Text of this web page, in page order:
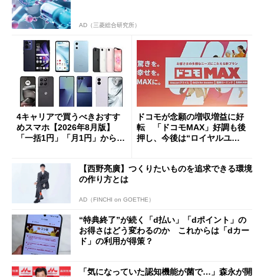
AD（三菱総合研究所）
4キャリアで買うべきおすす
めスマホ【2026年8月版】
「一括1円」「月1円」からお
ドコモが念願の増収増益に好
転 「ドコモMAX」好調も後
押し、今後は“ロイヤルユー
【西野亮廣】つくりたいものを追求できる環境
の作り方とは
AD（FINCHI on GOETHE）
“特典終了”が続く「d払い」「dポイント」の
お得さはどう変わるのか これからは「dカー
ド」の利用が得策？
「気になっていた認知機能が菌で…」森永が開